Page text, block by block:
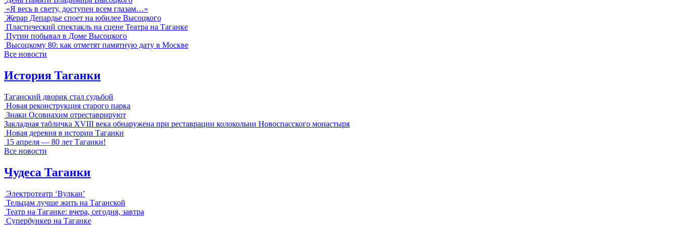
«Я весь в свету, доступен всем глазам…»
Жерар Депардье споет на юбилее Высоцкого
Пластический спектакль на сцене Театра на Таганке
Путин побывал в Доме Высоцкого
Высоцкому 80: как отметят памятную дату в Москве
Все новости
История Таганки
Таганский дворик стал судьбой
Новая реконструкция старого парка
Знаки Осовиахим отреставрируют
Закладная табличка XVIII века обнаружена при реставрации колокольни Новоспасского монастыря
Новая деревня в истории Таганки
15 апреля — 80 лет Таганки!
Все новости
Чудеса Таганки
Электротеатр ‘Вулкан’
Тельцам лучше жить на Таганской
Театр на Таганке: вчера, сегодня, завтра
Супербункер на Таганке